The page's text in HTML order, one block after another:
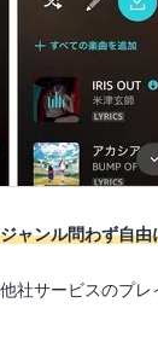
ャンル問わず自
社サービスのプ